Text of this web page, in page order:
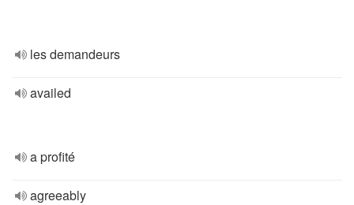
les demandeurs
availed
a profité
agreeably